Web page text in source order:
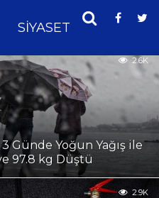
SIYASET SPOR
Günde Yoğun Yağış ile
97.8 kg Düştü
2.6K
2.9K